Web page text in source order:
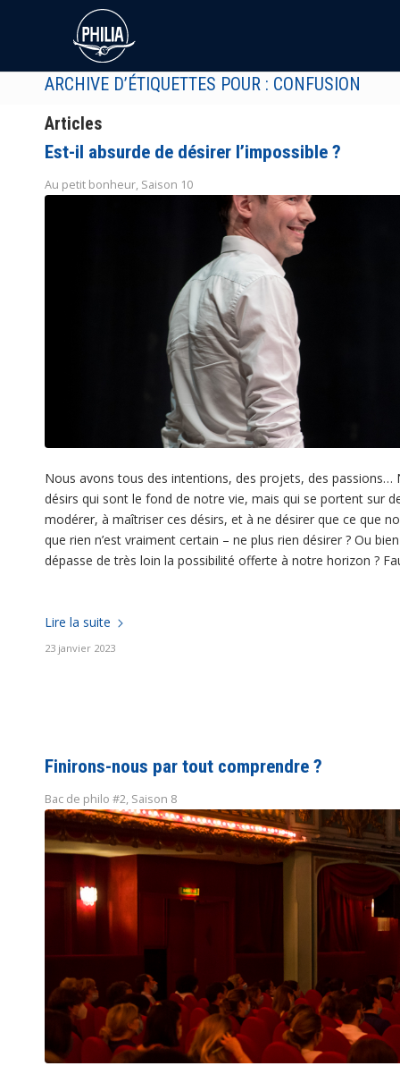
ARCHIVE D’ÉTIQUETTES POUR : CONFUSION
Articles
Est-il absurde de désirer l’impossible ?
Au petit bonheur, Saison 10
Nous avons tous des intentions, des projets, des
désirs qui sont le fond de notre vie, mais qui se portent sur
modérer, à maîtriser ces désirs, et à ne désirer que ce que
que rien n’est vraiment certain – ne plus rien désirer ? Ou
dépasse de très loin la possibilité offerte à notre horizon ?
Lire la suite
23 janvier 2023
Finirons-nous par tout comprendre ?
Bac de philo #2, Saison 8